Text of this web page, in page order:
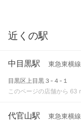
近くの駅
中目黒駅 東急東横
目黒区上目黒３-４-１
このページの店舗から 63
代官山駅 東急東横線